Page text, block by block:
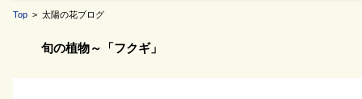
Top > 太陽の花ブログ
旬の植物～「フクギ」